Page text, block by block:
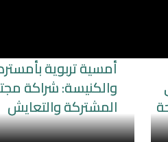
أمسية تربوية
والكنيسة: شراكة
المشتركة والتعايش